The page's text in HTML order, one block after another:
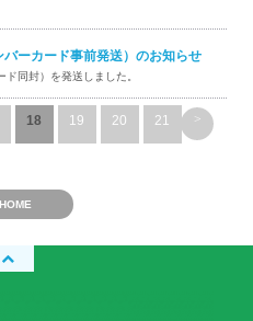
ーカード事前発送）のお知らせ
同封）を発送しました。
18 19 20 21 >
HOME